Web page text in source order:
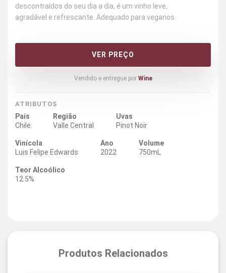
descontraídos do seu dia a dia, é um vinho leve,
agradável e refrescante. Adequado para veganos.
VER PREÇO
Vendido e entregue por Wine
ATRIBUTOS
País
Chile
Região
Valle Central
Uvas
Pinot Noir
Vinícola
Luis Felipe Edwards
Ano
2022
Volume
750mL
Teor Alcoólico
12.5%
Produtos Relacionados